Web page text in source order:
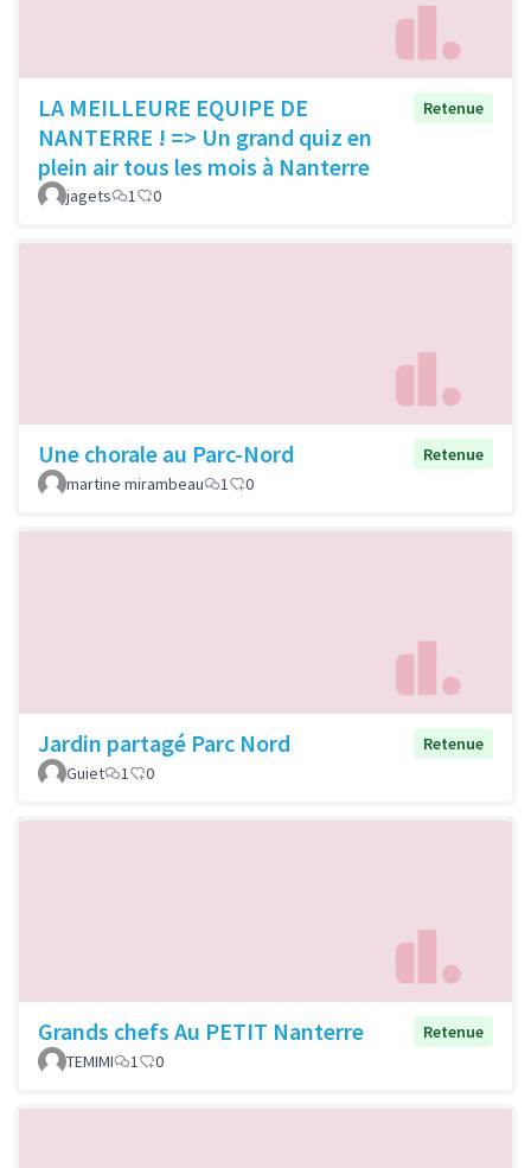
LA MEILLEURE EQUIPE DE
NANTERRE ! => Un grand quiz en
plein air tous les mois à Nanterre
Retenue
jagets 1 0
Une chorale au Parc-Nord
Retenue
martine mirambeau
1 0
Jardin partagé Parc Nord
Retenue
Guiet
1 0
Grands chefs Au PETIT Nanterre
Retenue
TEMIMI
1 0